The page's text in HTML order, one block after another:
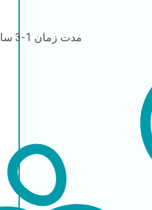
مدت زمان 1-3 ساعت